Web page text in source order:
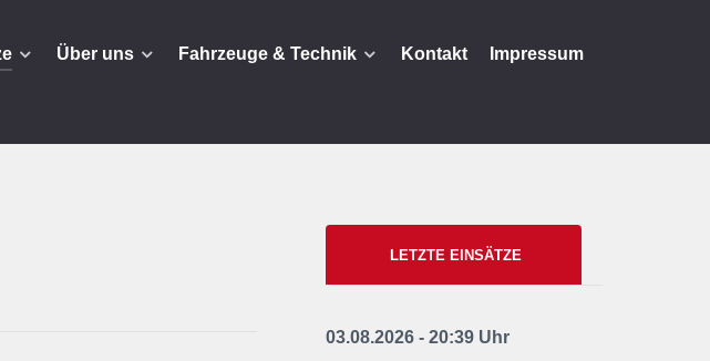
Über uns Fahrzeuge & Technik Kontakt Impressum
LETZTE EINSÄTZE
03.08.2026 - 20:39 Uhr